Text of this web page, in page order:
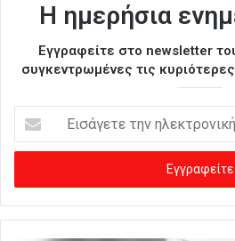
Η ημερήσια
Εγγραφείτε στο newsletter
συγκεντρωμένες τις
σ
γ
ε